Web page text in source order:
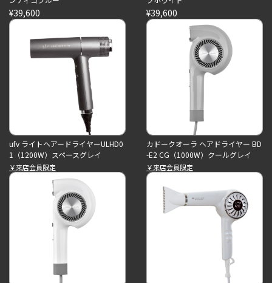
¥39,600 ¥39,600
ufv ライトヘアードライヤーULHD0
1（1200W）スペースグレイ
￥来店会員限定
カドークオーラ ヘアドライヤー BD
-E2 CG（1000W）クールグレイ
￥来店会員限定